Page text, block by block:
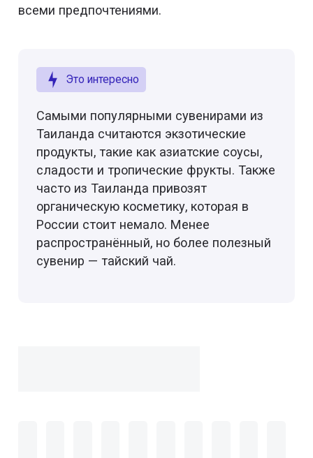
всеми предпочтениями.
Это интересно
Самыми популярными сувенирами из
Таиланда считаются экзотические
продукты, такие как азиатские соусы,
сладости и тропические фрукты. Также
часто из Таиланда привозят
органическую косметику, которая в
России стоит немало. Менее
распространённый, но более полезный
сувенир — тайский чай.